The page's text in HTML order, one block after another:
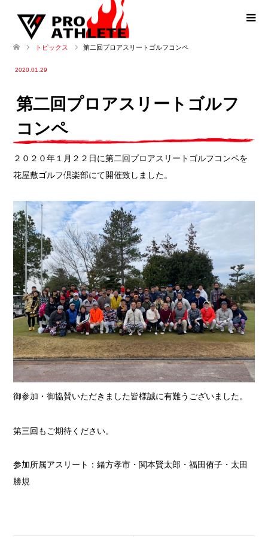
トピックス 第二回プロアスリートゴルフコンペ
2020.01.29
第二回プロアスリートゴルフ
コンペ
２０２０年１月２２日に第二回プロアスリートゴルフコンペを
花屋敷ゴルフ倶楽部にて開催致しました。
御参加・御協賛いただきました皆様誠に有難うございました。
第三回もご期待ください。
参加所属アスリート：緒方孝市・関本賢太郎・福田侑子・太田
勝規